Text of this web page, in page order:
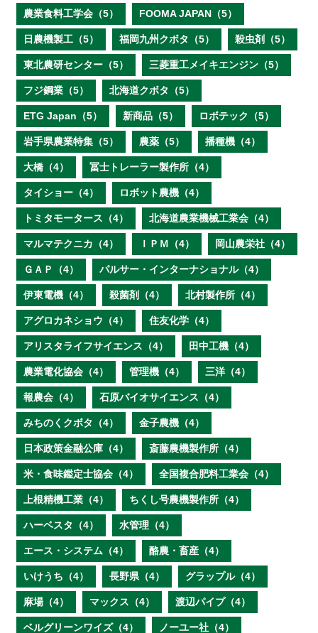
農業食料工学会（5） FOOMA JAPAN（5）
日農機製工（5） 福岡九州クボタ（5） 殺虫剤（5）
東北農研センター（5） 三菱重工メイキエンジン（5）
フジ鋼業（5） 北海道クボタ（5）
ETG Japan（5） 新商品（5） ロボテック（5）
岩手県農業特集（5） 農薬（5） 播種機（4）
大橋（4） 冨士トレーラー製作所（4）
タイショー（4） ロボット農機（4）
トミタモータース（4） 北海道農業機械工業会（4）
マルマテクニカ（4） ＩＰＭ（4） 岡山農栄社（4）
ＧＡＰ（4） パルサー・インターナショナル（4）
伊東電機（4） 殺菌剤（4） 北村製作所（4）
アグロカネショウ（4） 住友化学（4）
アリスタライフサイエンス（4） 田中工機（4）
農業電化協会（4） 管理機（4） 三洋（4）
報農会（4） 石原バイオサイエンス（4）
みちのくクボタ（4） 金子農機（4）
日本政策金融公庫（4） 斎藤農機製作所（4）
米・食味鑑定士協会（4） 全国複合肥料工業会（4）
上根精機工業（4） ちくし号農機製作所（4）
ハーベスタ（4） 水管理（4）
エース・システム（4） 酪農・畜産（4）
いけうち（4） 長野県（4） グラップル（4）
麻場（4） マックス（4） 渡辺パイプ（4）
ベルグリーンワイズ（4） ノーユー社（4）